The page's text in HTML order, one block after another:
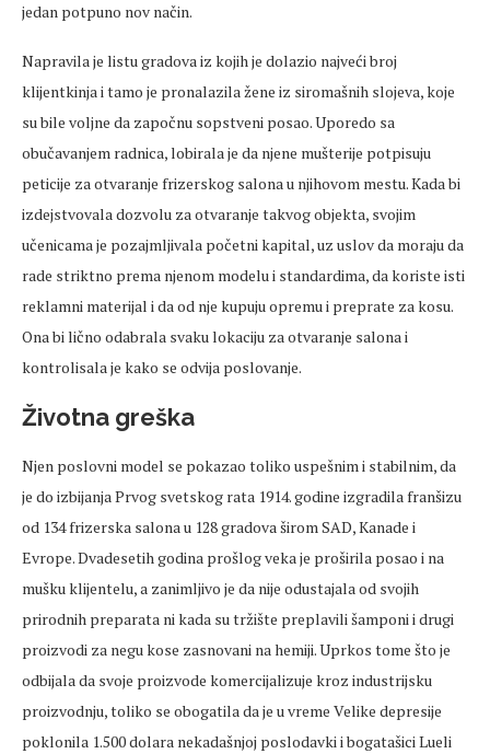
jedan potpuno nov način.
Napravila je listu gradova iz kojih je dolazio najveći broj
klijentkinja i tamo je pronalazila žene iz siromašnih slojeva, koje
su bile voljne da započnu sopstveni posao. Uporedo sa
obučavanjem radnica, lobirala je da njene mušterije potpisuju
peticije za otvaranje frizerskog salona u njihovom mestu. Kada bi
izdejstvovala dozvolu za otvaranje takvog objekta, svojim
učenicama je pozajmljivala početni kapital, uz uslov da moraju da
rade striktno prema njenom modelu i standardima, da koriste isti
reklamni materijal i da od nje kupuju opremu i preprate za kosu.
Ona bi lično odabrala svaku lokaciju za otvaranje salona i
kontrolisala je kako se odvija poslovanje.
Životna greška
Njen poslovni model se pokazao toliko uspešnim i stabilnim, da
je do izbijanja Prvog svetskog rata 1914. godine izgradila franšizu
od 134 frizerska salona u 128 gradova širom SAD, Kanade i
Evrope. Dvadesetih godina prošlog veka je proširila posao i na
mušku klijentelu, a zanimljivo je da nije odustajala od svojih
prirodnih preparata ni kada su tržište preplavili šamponi i drugi
proizvodi za negu kose zasnovani na hemiji. Uprkos tome što je
odbijala da svoje proizvode komercijalizuje kroz industrijsku
proizvodnju, toliko se obogatila da je u vreme Velike depresije
poklonila 1.500 dolara nekadašnjoj poslodavki i bogatašici Lueli